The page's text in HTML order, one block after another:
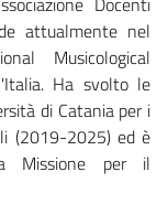
attualmente nel
Musicological
Ha svolto le
di Catania per i
(2019-2025) ed è
Missione per il